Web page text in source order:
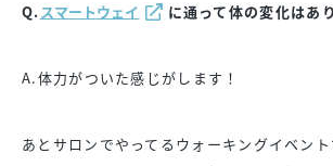
Q.スマートウェイ に通って体の変化はあ
A.体力がついた感じがします！
あとサロンでやってるウォーキングイベン